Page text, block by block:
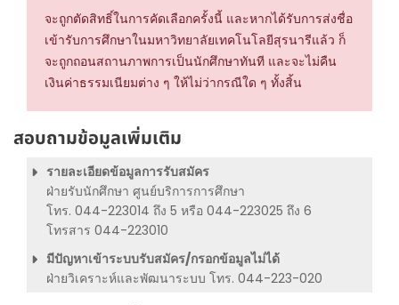
จะถูกตัดสิทธิ์ในการคัดเลือกครั้งนี้ และหากได้รับการส่งชื่อ
เข้ารับการศึกษาในมหาวิทยาลัยเทคโนโลยีสุรนารีแล้ว ก็
จะถูกถอนสถานภาพการเป็นนักศึกษาทันที และจะไม่คืน
เงินค่าธรรมเนียมต่าง ๆ ให้ไม่ว่ากรณีใด ๆ ทั้งสิ้น
สอบถามข้อมูลเพิ่มเติม
รายละเอียดข้อมูลการรับสมัคร
ฝ่ายรับนักศึกษา ศูนย์บริการการศึกษา
โทร. 044-223014 ถึง 5 หรือ 044-223025 ถึง 6
โทรสาร 044-223010
มีปัญหาเข้าระบบรับสมัคร/กรอกข้อมูลไม่ได้
ฝ่ายวิเคราะห์และพัฒนาระบบ โทร. 044-223-020